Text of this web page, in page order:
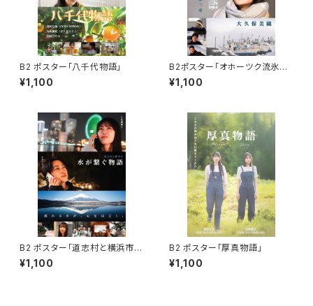
B2 ポスター「八千代物語」
¥1,100
B2ポスター「オホーツク流氷物
語第三章」
¥1,100
B2 ポスター「道志村と横浜市
水が繋ぐ物語」
¥1,100
B2 ポスター「厚真物語」
¥1,100